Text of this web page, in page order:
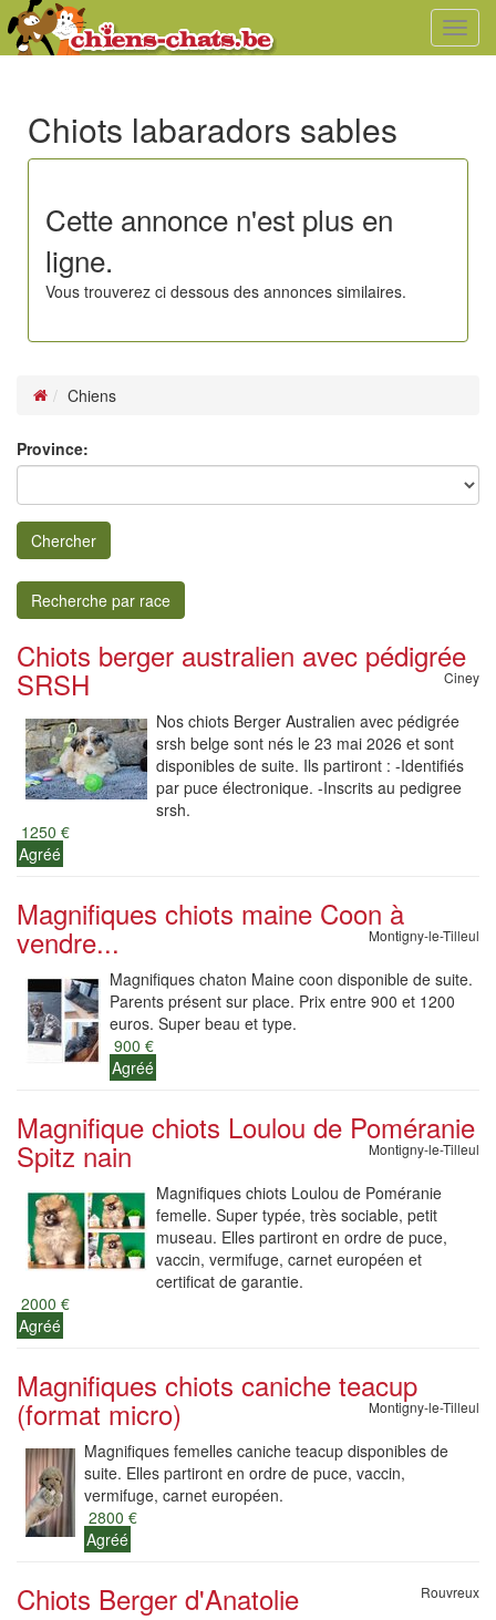
Chiots labaradors sables
Cette annonce n'est plus en
ligne.
Vous trouverez ci dessous des annonces similaires.
Chiens
Province:
Chercher
Recherche par race
Chiots berger australien avec pédigrée
SRSH Ciney
Nos chiots Berger Australien avec pédigrée
srsh belge sont nés le 23 mai 2026 et sont
disponibles de suite. Ils partiront : -Identifiés
par puce électronique. -Inscrits au pedigree
srsh.
1250 €
Agréé
Magnifiques chiots maine Coon à
vendre... Montigny-le-Tilleul
Magnifiques chaton Maine coon disponible de suite.
Parents présent sur place. Prix entre 900 et 1200
euros. Super beau et type.
900 €
Agréé
Magnifique chiots Loulou de Poméranie
Spitz nain Montigny-le-Tilleul
Magnifiques chiots Loulou de Poméranie
femelle. Super typée, très sociable, petit
museau. Elles partiront en ordre de puce,
vaccin, vermifuge, carnet européen et
certificat de garantie.
2000 €
Agréé
Magnifiques chiots caniche teacup
(format micro) Montigny-le-Tilleul
Magnifiques femelles caniche teacup disponibles de
suite. Elles partiront en ordre de puce, vaccin,
vermifuge, carnet européen.
2800 €
Agréé
Chiots Berger d'Anatolie Rouvreux